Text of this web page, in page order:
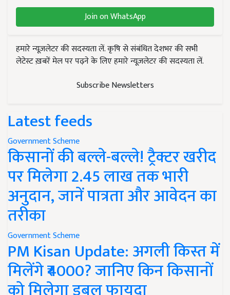
Join on WhatsApp
हमारे न्यूज़लेटर की सदस्यता लें. कृषि से संबंधित देशभर की सभी
लेटेस्ट ख़बरें मेल पर पढ़ने के लिए हमारे न्यूज़लेटर की सदस्यता लें.
Subscribe Newsletters
Latest feeds
Government Scheme
किसानों की बल्ले-बल्ले! ट्रैक्टर खरीद
पर मिलेगा 2.45 लाख तक भारी
अनुदान, जानें पात्रता और आवेदन का
तरीका
Government Scheme
PM Kisan Update: अगली किस्त में
मिलेंगे ₹4000? जानिए किन किसानों